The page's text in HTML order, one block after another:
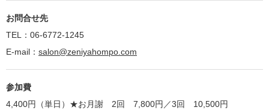
お問合せ先
TEL：06-6772-1245
E-mail： salon@zeniyahompo.com
参加費
4,400円（単日）★お月謝 2回 7,800円／3回 10,500円